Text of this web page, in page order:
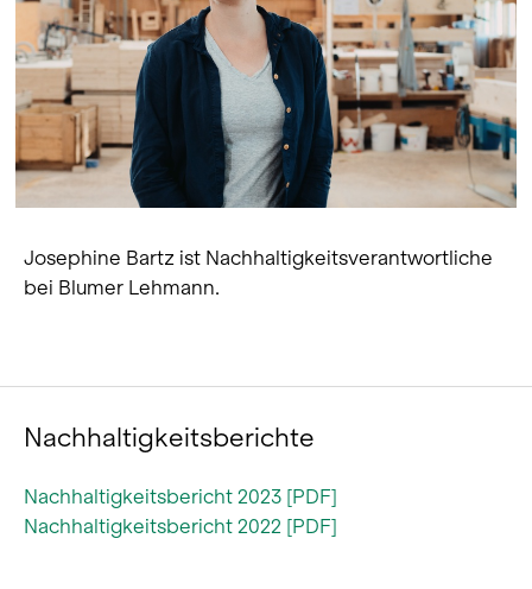
Josephine Bartz ist Nachhaltigkeitsverantwortliche
bei Blumer Lehmann.
Nachhaltigkeitsberichte
Nachhaltigkeitsbericht 2023 [PDF]
Nachhaltigkeitsbericht 2022 [PDF]